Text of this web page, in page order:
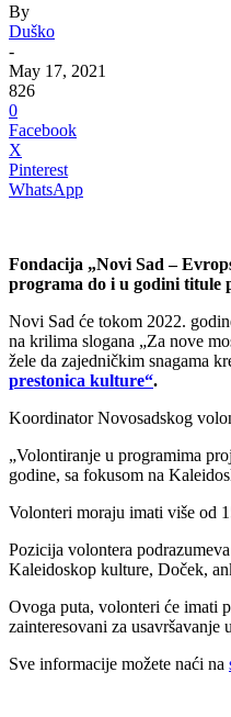
By
Duško
-
May 17, 2021
826
0
Facebook
X
Pinterest
WhatsApp
Fondacija „Novi Sad –
programa do i u godini titule
Novi Sad će tokom 2022.
na krilima slogana „Za nove
žele da zajedničkim snagama
prestonica kulture“.
Koordinator Novosadskog
„Volontiranje u programima
godine, sa fokusom na
Volonteri moraju imati više od
Pozicija volontera
Kaleidoskop kulture, Doček,
Ovoga puta, volonteri će imati
zainteresovani za
Sve informacije možete naći na